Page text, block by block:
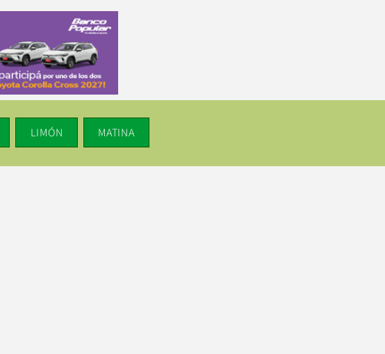
LIMÓN MATINA